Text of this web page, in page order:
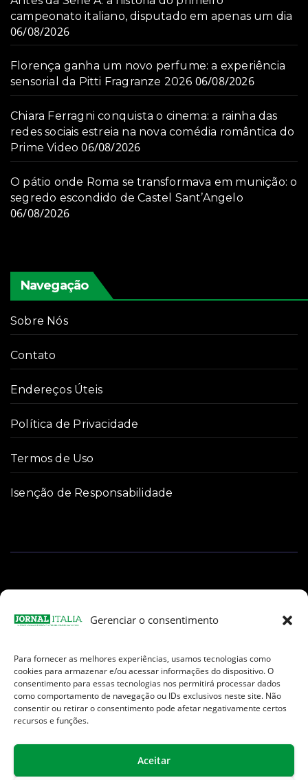
Gerenciar o consentimento
Para fornecer as melhores experiências, usamos tecnologias como
cookies para armazenar e/ou acessar informações do dispositivo. O
consentimento para essas tecnologias nos permitirá processar dados
como comportamento de navegação ou IDs exclusivos neste site. Não
consentir ou retirar o consentimento pode afetar negativamente certos
recursos e funções.
Aceitar
campeonato italiano, disputado em apenas um dia
06/08/2026
Florença ganha um novo perfume: a experiência
sensorial da Pitti Fragranze 2026 06/08/2026
Chiara Ferragni conquista o cinema: a rainha das
redes sociais estreia na nova comédia romântica do
Prime Video 06/08/2026
O pátio onde Roma se transformava em munição: o
segredo escondido de Castel Sant’Angelo
06/08/2026
Navegação
Sobre Nós
Contato
Endereços Úteis
Política de Privacidade
Termos de Uso
Isenção de Responsabilidade
Facebook
Instagram
TikTokYoutube
E-
mail
Jornal Italia é uma Marca registrada internacionalmente da We